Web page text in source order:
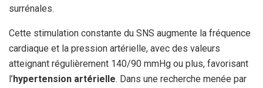
surrénales.
Cette stimulation constante du SNS augmente la fréquence
cardiaque et la pression artérielle, avec des valeurs
atteignant régulièrement 140/90 mmHg ou plus, favorisant
l’hypertension artérielle. Dans une recherche menée par